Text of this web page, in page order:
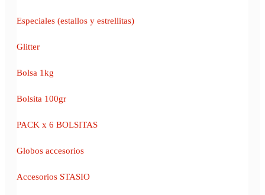
Especiales (estallos y estrellitas)
Glitter
Bolsa 1kg
Bolsita 100gr
PACK x 6 BOLSITAS
Globos accesorios
Accesorios STASIO